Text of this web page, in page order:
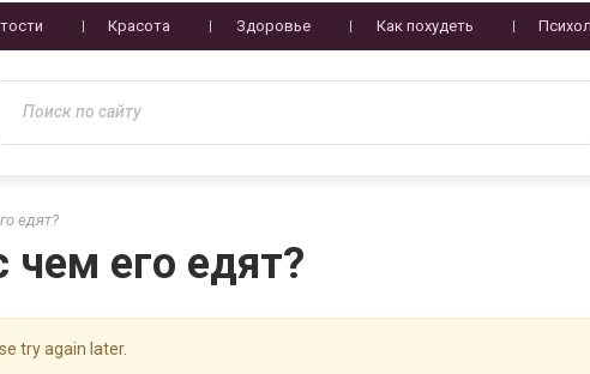
Красота Здоровье Как похудеть
едят?
чем его едят?
try again later.